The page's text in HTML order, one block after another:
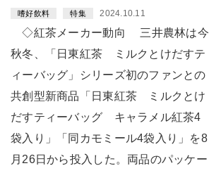
嗜好飲料 特集 2024.10.11
◇紅茶メーカー動向 三井農林は今
秋冬、「日東紅茶 ミルクとけだすテ
ィーバッグ」シリーズ初のファンとの
共創型新商品「日東紅茶 ミルクとけ
だすティーバッグ キャラメル紅茶4
袋入り」「同カモミール4袋入り」を8
月26日から投入した。両品のパッケー